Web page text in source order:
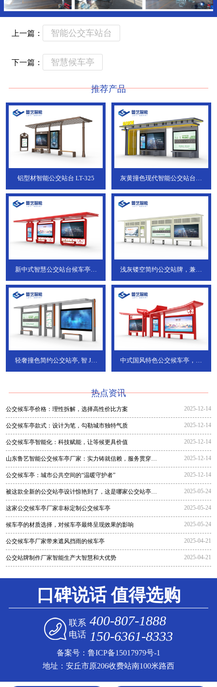
上一篇： 智能公交车站台
下一篇： 智慧候车亭
推荐产品
铝型材智能公交站台 LT-325
灰黄撞色现代智能公交站台，
新中式智慧公交站台候车亭，
浅灰镂空简约公交站牌，兼具
轻奢撞色简约公交站亭, 智 JT-
中式国风特色公交候车亭，承
热点资讯
公交候车亭价格：理性拆解，选择高性价比方案 2025-12-14
公交候车亭款式：设计为笔，勾勒城市独特气质 2025-12-14
公交候车亭智能化：科技赋能，让等候更具价值 2025-12-14
山东鲁艺智能公交候车亭厂家：实力铸就信赖，服务贯穿全
程
2025-12-14
公交候车亭：城市公共空间的“温暖守护者” 2025-12-14
被这款全新的公交站亭设计惊艳到了，这是哪家公交站亭生
产厂家生
2025-05-24
这家公交候车亭厂家非标定制公交候车亭 2025-05-24
候车亭的材质选择，对候车亭最终呈现效果的影响 2025-05-24
公交候车亭厂家带来遮风挡雨的候车亭 2025-04-21
公交站牌制作厂家智能生产大智慧和大优势 2025-04-21
口碑说话 值得选购
联系
电话
400-807-1888
150-6361-8333
备案号： 鲁ICP备15017979号-1
地址：安丘市原206收费站南100米路西